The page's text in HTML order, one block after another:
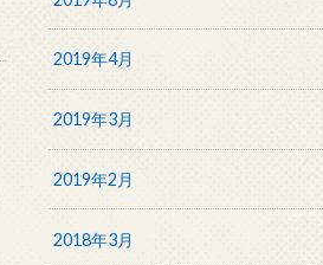
2019年4月
2019年3月
2019年2月
2018年3月